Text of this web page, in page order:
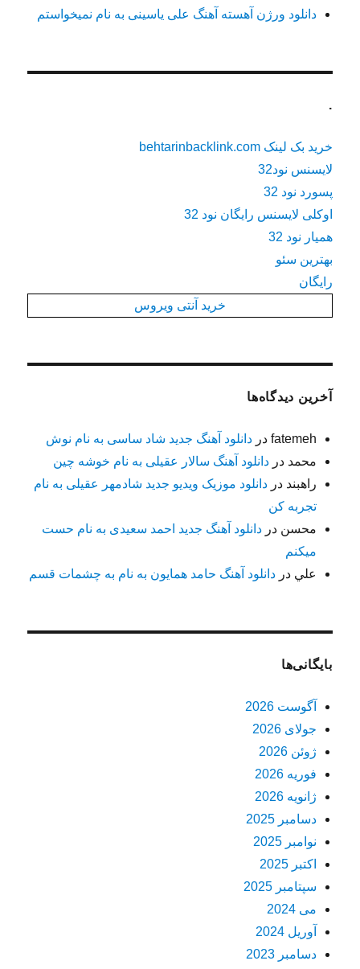
دانلود ورژن آهسته آهنگ علی یاسینی به نام نمیخواستم
.
خرید بک لینک behtarinbacklink.com
لایسنس نود32
پسورد نود 32
اوکلی لایسنس رایگان نود 32
همیار نود 32
بهترین سئو
رایگان
خرید آنتی ویروس
آخرین دیدگاه‌ها
fatemeh دردانلود آهنگ جدید شاد ساسی به نام نوش
محمد دردانلود آهنگ سالار عقیلی به نام خوشه چین
راهبند دردانلود موزیک ویدیو جدید شادمهر عقیلی به نام
تجربه کن
محسن دردانلود آهنگ جدید احمد سعیدی به نام حست
میکنم
علي دردانلود آهنگ حامد همایون به نام به چشمات قسم
بایگانی‌ها
آگوست 2026
جولای 2026
ژوئن 2026
فوریه 2026
ژانویه 2026
دسامبر 2025
نوامبر 2025
اکتبر 2025
سپتامبر 2025
می 2024
آوریل 2024
دسامبر 2023